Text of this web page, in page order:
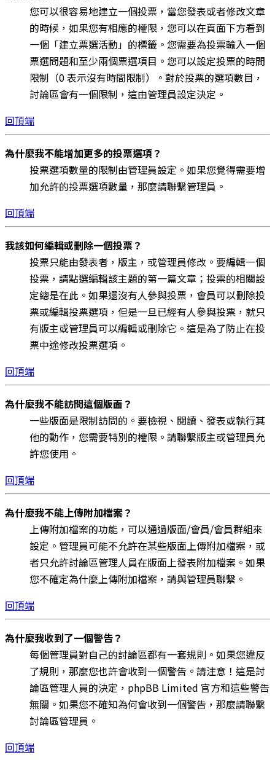
您可以很容易地建立一個投票，當您發表或者修改文章
的時候，如果您有相應的權限，您可以在頁面下方看到
一個「建立票選活動」的標籤。您需要為投票輸入一個
票選問題和至少兩個票選項目。您可以設定投票的時間
限制（0 表示沒有時間限制）。對於投票的選項數目，
討論區會有一個限制，這由管理員設定決定。
回頂端
為什麼我不能增加更多的投票選項？
投票選項數量的限制由管理員設定。如果您覺得需要增
加允許的投票選項數量，那麼請聯繫管理員。
回頂端
我該如何編輯或刪除一個投票？
投票只能由發表者，版主，或管理員修改。要編輯一個
投票，請點選編輯該主題的第一篇文章；投票的相關設
定總是在此。如果還沒有人參與投票，會員可以刪除投
票或編輯投票選項，但是一旦已經有人參與投票，就只
有版主或管理員可以編輯或刪除它。這是為了防止在投
票中途修改投票選項。
回頂端
為什麼我不能訪問這個版面？
一些版面是限制訪問的。要檢視、閱讀、發表或執行其
他的動作，您需要特別的權限。請聯繫版主或管理員允
許您使用。
回頂端
為什麼我不能上傳附加檔案？
上傳附加檔案的功能，可以通過版面/會員/會員群組來
設定。管理員可能不允許在某些版面上傳附加檔案，或
者只允許討論區管理人員在版面上發表附加檔案。如果
您不確定為什麼上傳附加檔案，請與管理員聯繫。
回頂端
為什麼我收到了一個警告？
每個管理員對自己的討論區都有一套規則。如果您違反
了規則，那麼您也許會收到一個警告。請注意！這是討
論區管理人員的決定，phpBB Limited 官方和這些警告
無關。如果您不確知為何會收到一個警告，那麼請聯繫
討論區管理員。
回頂端